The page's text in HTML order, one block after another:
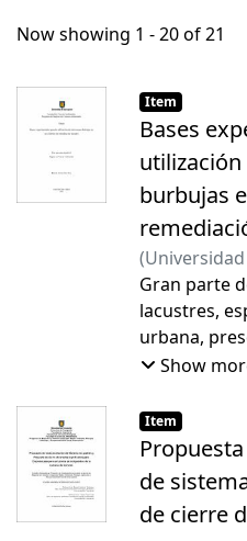
Recent Submissions
Now showing 1 - 20 of 21
Item
Bases
burbujas
(
Silva,
Juan Ricardo
Gran parte
lacustres,
urbana,
deficiente.
que la
ellos, por lo
de
urgente
Show
Item
de
de cierre